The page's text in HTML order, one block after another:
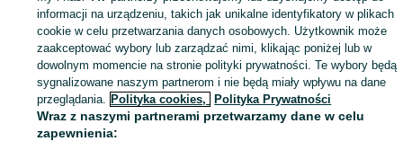
Zaloguj się lub załóż konto na OLX, aby skontaktować się z
sprzedającym
Zaloguj się / Załóż konto
informacji na urządzeniu, takich jak unikalne identyfikatory w plikach
cookie w celu przetwarzania danych osobowych. Użytkownik może
zaakceptować wybory lub zarządzać nimi, klikając poniżej lub w
dowolnym momencie na stronie polityki prywatności. Te wybory będą
sygnalizowane naszym partnerom i nie będą miały wpływu na dane
przeglądania. Polityka cookies, Polityka Prywatności
Wraz z naszymi partnerami przetwarzamy dane w celu
zapewnienia: